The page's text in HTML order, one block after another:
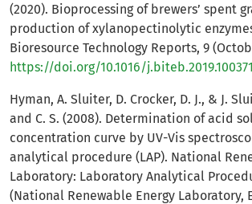
(2020). Bioprocessing of brewers’ spent
production of xylanopectinolytic
Bioresource Technology Reports, 9
https://doi.org/10.1016/j.biteb.2019.100371
Hyman, A. Sluiter, D. Crocker, D. J., & J.
and C. S. (2008). Determination of acid
concentration curve by UV-Vis
analytical procedure (LAP). National
Laboratory: Laboratory Analytical
(National Renewable Energy Laboratory,